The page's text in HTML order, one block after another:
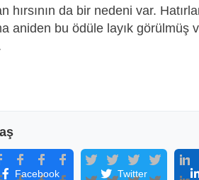
hırsının da bir nedeni var.
aniden bu ödüle layık görülmüş
Facebook Twitter